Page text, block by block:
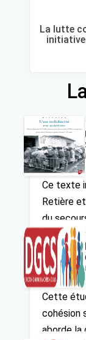
La lutte
Ce texte
Retière
du
Cette
cohésion
aborde la